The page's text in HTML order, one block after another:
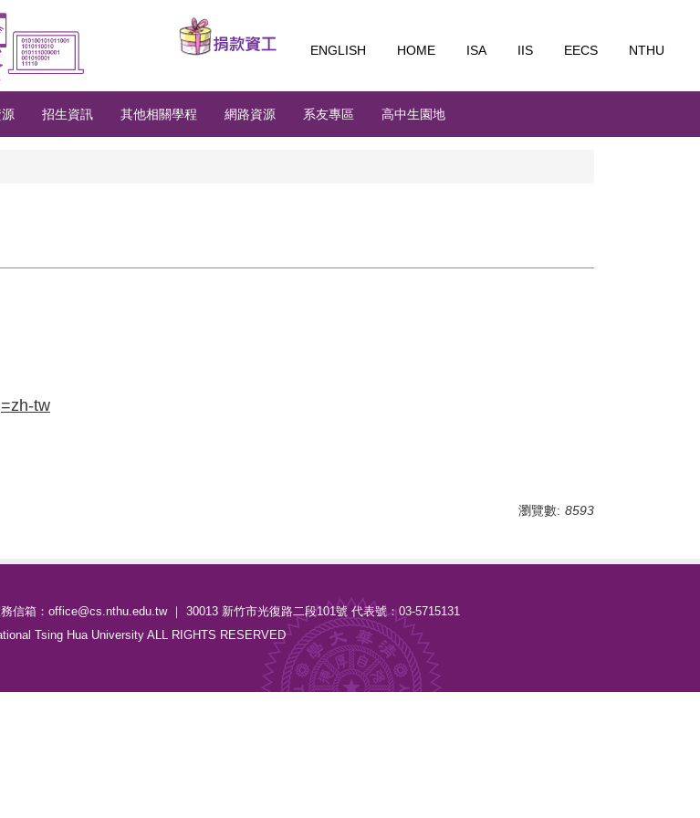
ENGLISH HOME ISA IIS EECS NTHU
招生資訊 其他相關學程 網路資源 系友專區 高中生園地
tw
瀏覽數: 8593
信箱：office@cs.nthu.edu.tw ｜ 30013 新竹市光復路二段101號 代表號：03-5715131
Tsing Hua University ALL RIGHTS RESERVED